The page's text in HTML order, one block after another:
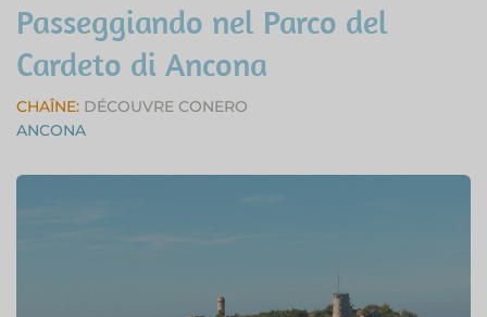
Passeggiando nel Parco del
Cardeto di Ancona
CHAÎNE: DÉCOUVRE CONERO
ANCONA